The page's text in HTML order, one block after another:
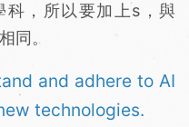
，所以要加上s，與
同。
and adhere to AI
technologies.